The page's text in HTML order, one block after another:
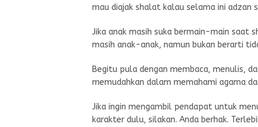
mau diajak shalat kalau selama ini adzan
Jika anak masih suka bermain-main saat
masih anak-anak, namun bukan berarti
Begitu pula dengan membaca, menulis,
memudahkan dalam memahami agama
Jika ingin mengambil pendapat untuk
karakter dulu, silakan. Anda berhak.